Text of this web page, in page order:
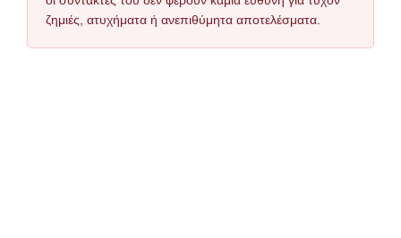
ζημιές, ατυχήματα ή ανεπιθύμητα αποτελέσματα.